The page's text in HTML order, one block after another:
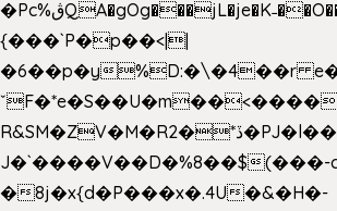
�Pc%ڨQA�gOg���jL�je�K˗��O��w��m��)��_��Rߊu>
{���`P�p��<||
�6��p�y%D:�\�4��r
R&SM�ZV�M�R2�*ڏ�PJ�l��\�Qufe����<�l���
J�`����V��D�%8��$(���-
�8j�x{d�P���x�.4U�&�H�-